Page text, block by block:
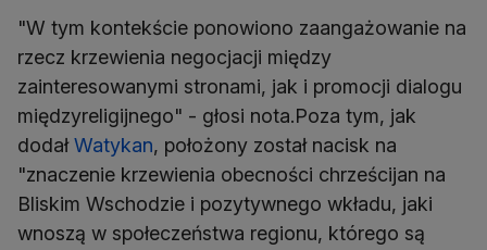
"W tym kontekście ponowiono zaangażowanie na
rzecz krzewienia negocjacji między
zainteresowanymi stronami, jak i promocji dialogu
międzyreligijnego" - głosi nota.Poza tym, jak
dodałWatykan, położony został nacisk na
"znaczenie krzewienia obecności chrześcijan na
Bliskim Wschodzie i pozytywnego wkładu, jaki
wnoszą w społeczeństwa regionu, którego są